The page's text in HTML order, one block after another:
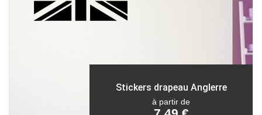
Stickers drapeau Anglerre
à partir de